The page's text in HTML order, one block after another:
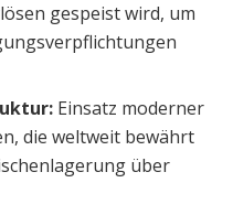
gespeist wird, um
Einsatz moderner
die weltweit bewährt
über